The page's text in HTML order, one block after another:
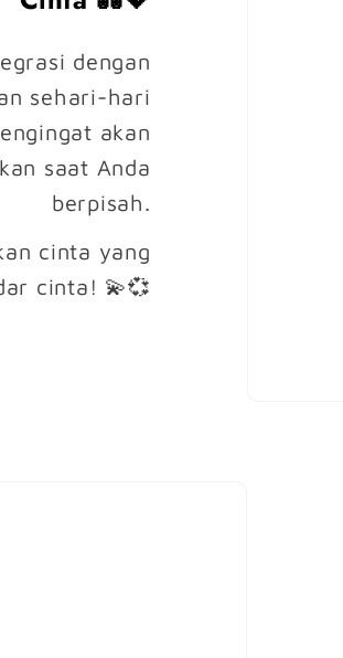
dengan
sehari-hari
akan
saat Anda
berpisah.
cinta yang
cinta! 💫💞